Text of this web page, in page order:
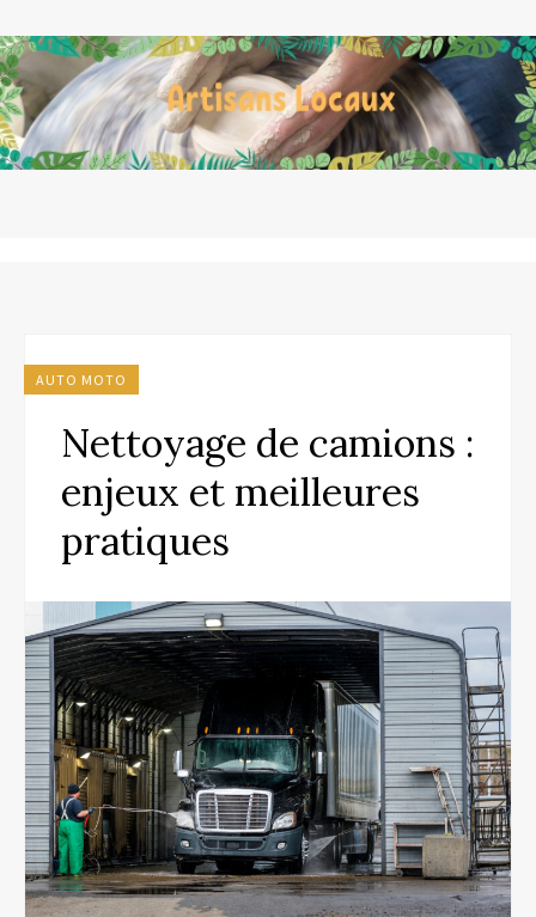
AUTO MOTO
Nettoyage de camions :
enjeux et meilleures
pratiques